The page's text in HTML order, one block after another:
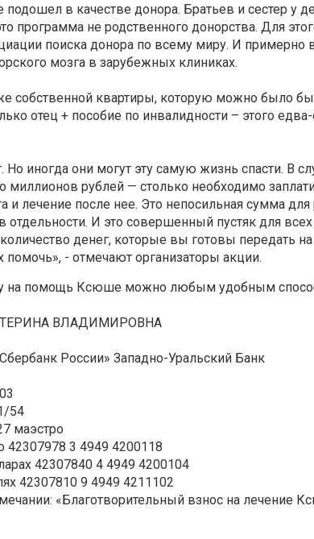
в качестве донора. Братьев и сестер у
программа не родственного донорства. Для
поиска донора по всему миру. И примерно
мозга в зарубежных клиниках.
собственной квартиры, которую можно было
отец + пособие по инвалидности – этого
иногда они могут эту самую жизнь спасти. В
миллионов рублей — столько необходимо
и лечение после нее. Это непосильная сумма для
отдельности. И это совершенный пустяк для
денег, которые вы готовы передать на
- отмечают организаторы акции.
на помощь Ксюше можно любым удобным
ВЛАДИМИРОВНА
России» Западно-Уральский Банк
54
маэстро
42307978 3 4949 4200118
42307840 4 4949 4200104
42307810 9 4949 4211102
«Благотворительный взнос на лечение